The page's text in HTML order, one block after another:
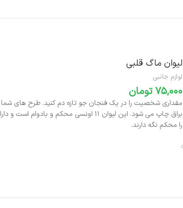
لیوان ماگ قلبی
لوازم جانبی
تومان
را محکم نگه دارند.